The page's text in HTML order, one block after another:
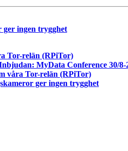
ingen trygghet
Tor-relän (RPiTor)
MyData Conference 30/
våra Tor-relän (RPiTor)
ger ingen trygghet